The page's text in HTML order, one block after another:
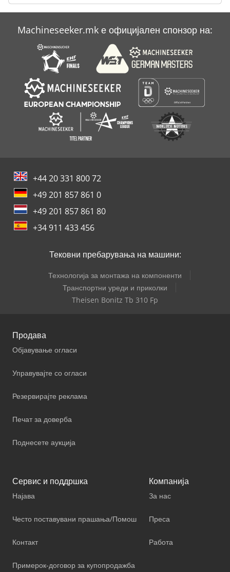
Machineseeker.mk е официјален спонзор на:
+44 20 331 800 72
+49 201 857 861 0
+49 201 857 861 80
+34 911 433 456
Тековни пребарувања на машини:
Технологија за монтажа на компоненти
Транспортни уреди и приколки
Theisen Bonitz Tb 310 Fp
Продава
Објавување огласи
Управувајте со огласи
Резервирајте реклама
Печат за доверба
Поднесете аукција
Сервис и поддршка
Најава
Често поставувани прашања/Помош
Контакт
Примерок-договор за купопродажба
Компанија
За нас
Преса
Работа